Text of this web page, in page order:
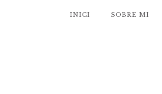
INICI SOBRE MI